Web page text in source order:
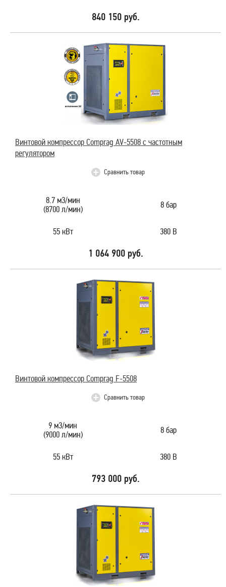
840 150 руб.
Винтовой компрессор Comprag AV-5508 с частотным
регулятором
Сравнить товар
8.7 м3/мин
(8700 л/мин)
8 бар
55 кВт 380 В
1 064 900 руб.
Винтовой компрессор Comprag F-5508
Сравнить товар
9 м3/мин
(9000 л/мин)
8 бар
55 кВт 380 В
793 000 руб.